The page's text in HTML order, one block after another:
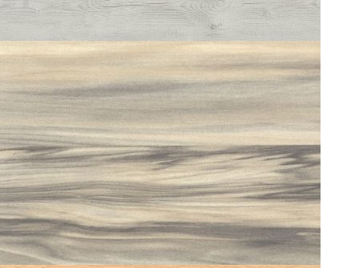
ODENSE 0205